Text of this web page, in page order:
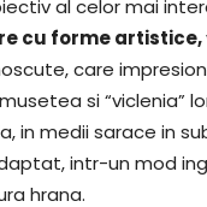
al celor mai
cu forme artistice,
care
si “viclenia”
in medii sarace in
intr-un mod
hrana.